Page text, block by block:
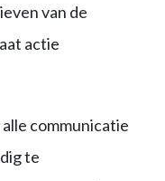
van de
actie
communicatie
te